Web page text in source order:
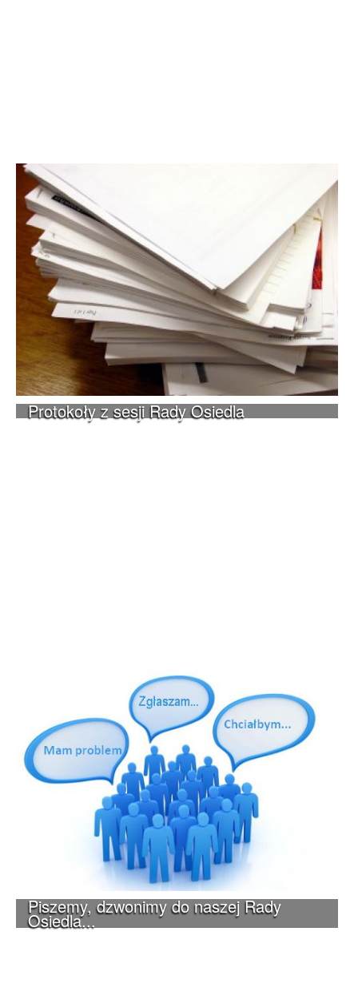
Protokoły z sesji Rady Osiedla
Piszemy, dzwonimy do naszej Rady
Osiedla...